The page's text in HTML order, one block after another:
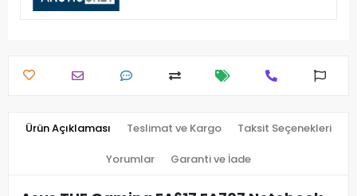
Ürün Açıklaması Teslimat ve Kargo Taksit Seçenekleri
Yorumlar Garanti ve İade